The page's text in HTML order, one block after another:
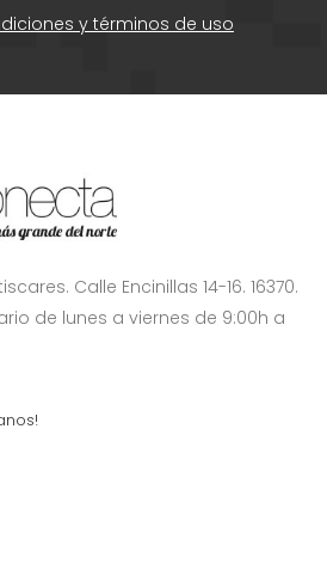
y términos de uso
Calle Encinillas 14-16. 16370.
de lunes a viernes de 9:00h a